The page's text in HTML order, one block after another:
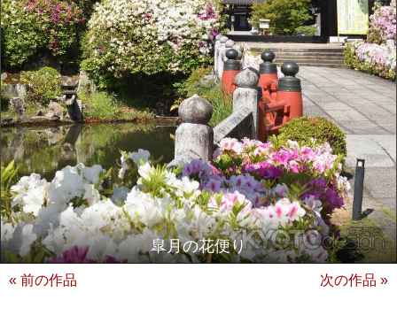
皐月の花便り
« 前の作品 次の作品 »